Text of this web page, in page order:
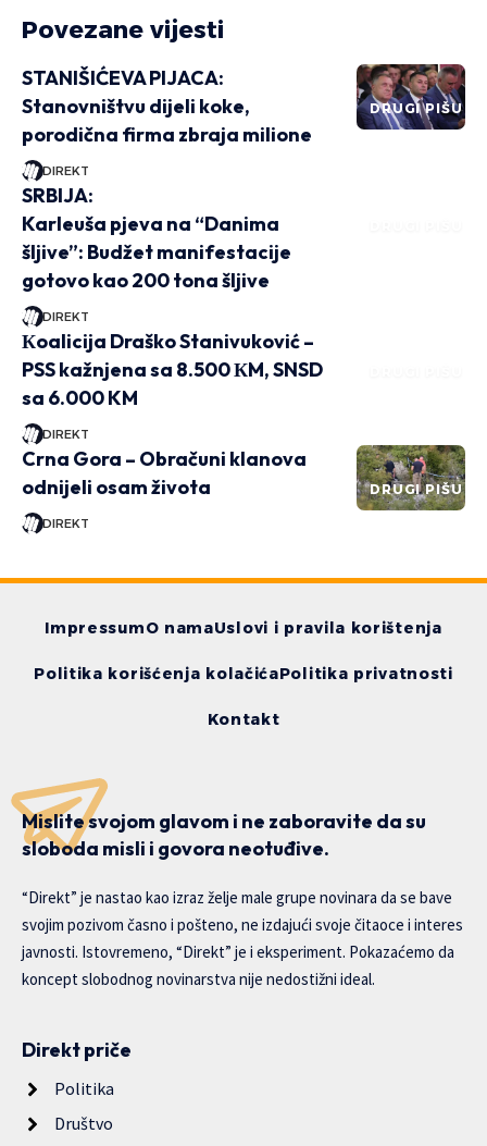
Povezane vijesti
DRUGI PIŠU
STANIŠIĆEVA PIJACA:
Stanovništvu dijeli koke,
porodična firma zbraja milione
DIREKT
SRBIJA:
Karleuša pjeva na “Danima
šljive”: Budžet manifestacije
gotovo kao 200 tona šljive
DIREKT
Кoalicija Draško Stanivuković –
PSS kažnjena sa 8.500 КM, SNSD
sa 6.000 KM
DIREKT
DRUGI PIŠU
Crna Gora – Obračuni klanova
odnijeli osam života
DIREKT
ImpressumO namaUslovi i pravila korištenja
Politika korišćenja kolačićaPolitika privatnosti
Kontakt
Mislite svojom glavom i ne zaboravite da su
sloboda misli i govora neotuđive.
“Direkt” je nastao kao izraz želje male grupe novinara da se bave
svojim pozivom časno i pošteno, ne izdajući svoje čitaoce i interes
javnosti. Istovremeno, “Direkt” je i eksperiment. Pokazaćemo da
koncept slobodnog novinarstva nije nedostižni ideal.
Direkt priče
Politika
Društvo